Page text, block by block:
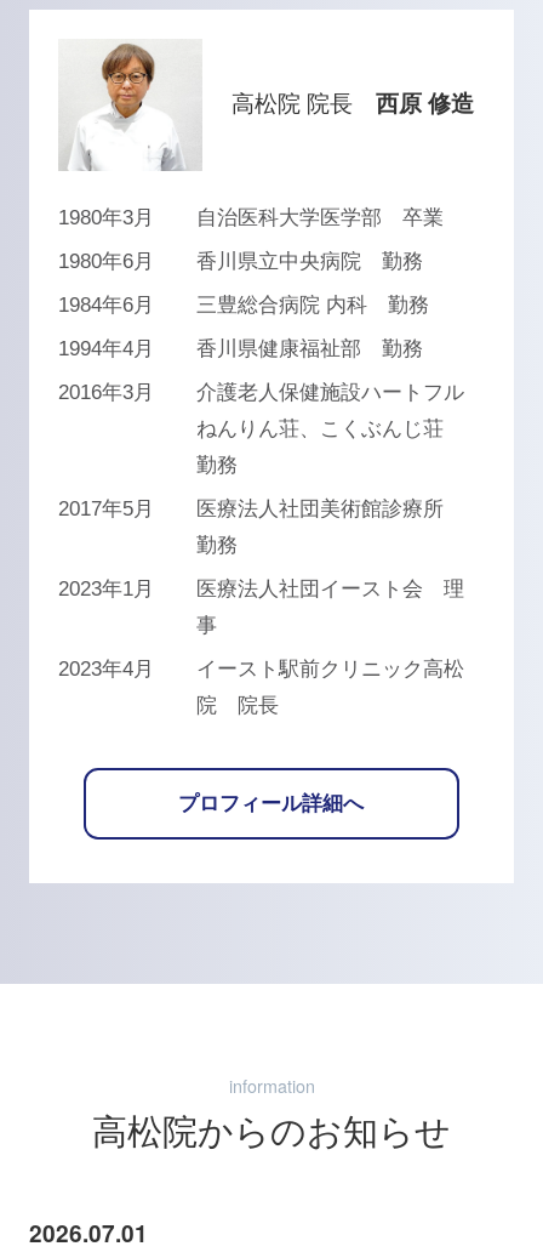
高松院 院長 西原 修造
1980年3月
自治医科大学医学部 卒業
1980年6月
香川県立中央病院 勤務
1984年6月
三豊総合病院 内科 勤務
1994年4月
香川県健康福祉部 勤務
2016年3月
介護老人保健施設ハートフル
ねんりん荘、こくぶんじ荘
勤務
2017年5月
医療法人社団美術館診療所
勤務
2023年1月
医療法人社団イースト会 理
事
2023年4月
イースト駅前クリニック高松
院 院長
プロフィール詳細へ
information
高松院からのお知らせ
2026.07.01